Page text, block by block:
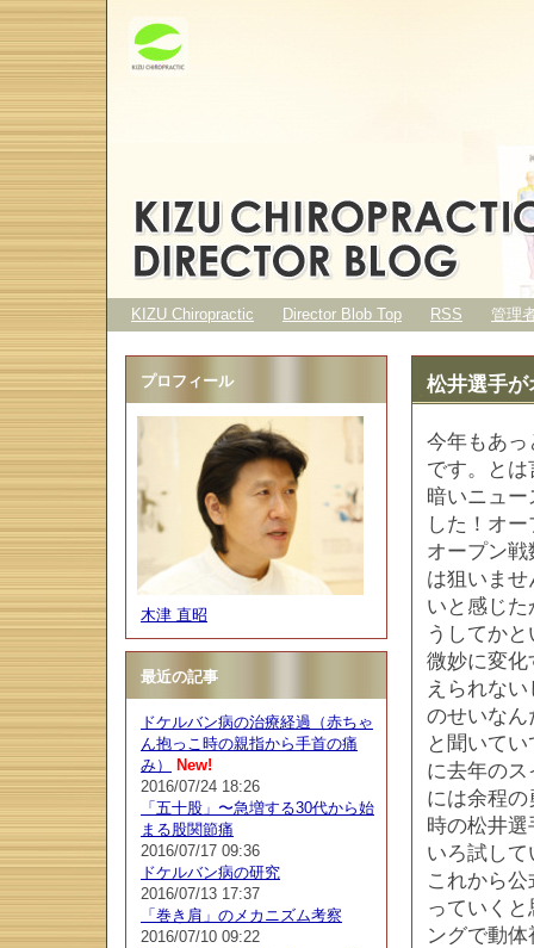
KIZU Chiropractic Director Blob Top RSS 管理
松井選手が
今年もあっ
です。と
暗いニュ
した！オ
オープン
は狙いま
いと感じ
うしてか
微妙に変化
えられな
のせいなん
と聞いて
に去年の
には余程
時の松井
いろ試し
これから
っていく
ングで動
プロフィール
木津 直昭
最近の記事
ドケルバン病の治療経過（赤ちゃ
ん抱っこ時の親指から手首の痛
み）
New!
2016/07/24 18:26
「五十股」〜急増する30代から始
まる股関節痛
2016/07/17 09:36
ドケルバン病の研究
2016/07/13 17:37
「巻き肩」のメカニズム考察
2016/07/10 09:22